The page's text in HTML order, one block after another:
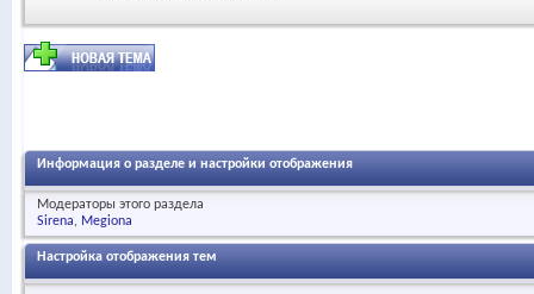
Информация о разделе и настройки отображения
Модераторы этого раздела
Sirena
Megiona
Настройка отображения тем